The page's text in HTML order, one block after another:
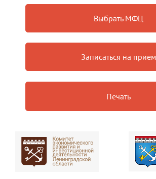
Выбрать МФЦ
Записаться на прием
Печать